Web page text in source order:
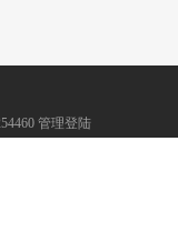
管理登陆